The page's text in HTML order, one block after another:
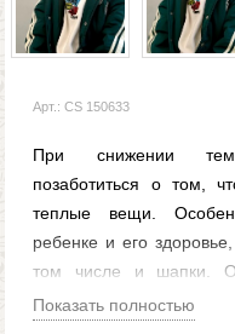
Арт.: CS 150633
При снижении
позаботиться о том,
теплые вещи.
ребенке и его
том числе и шапки.
является теплая
Показать полностью